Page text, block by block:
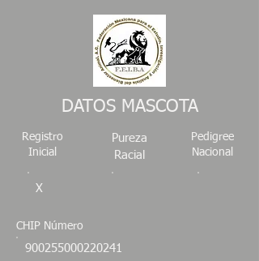
DATOS MASCOTA
Registro
Inicial
X
Pureza
Racial
Pedigree
Nacional
CHIP Número
900255000220241